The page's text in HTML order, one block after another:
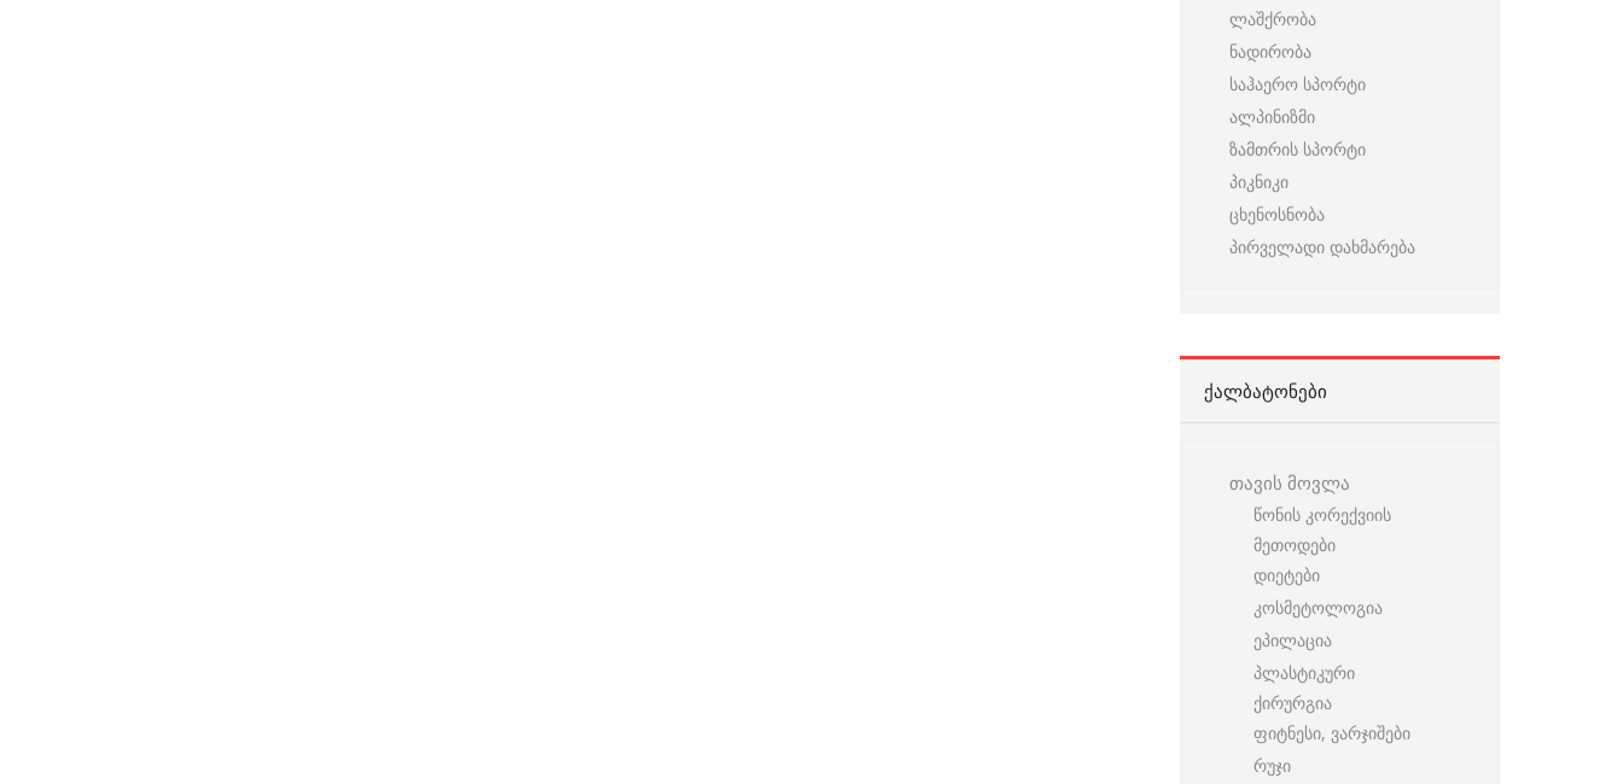
ლაშქრობა
ნადირობა
საჰაერო სპორტი
ალპინიზმი
ზამთრის სპორტი
პიკნიკი
ცხენოსნობა
პირველადი დახმარება
ᲥᲐᲚᲑᲐᲢᲝᲜᲔᲑᲘ
თავის მოვლა
წონის კორექვიის
მეთოდები
დიეტები
კოსმეტოლოგია
ეპილაცია
პლასტიკური
ქირურგია
ფიტნესი, ვარჯიშები
რუჯი